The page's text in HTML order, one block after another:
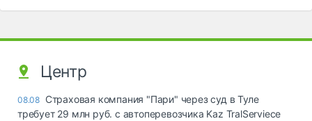
Центр
08.08 Страховая компания "Пари" через суд в Туле
требует 29 млн руб. с автоперевозчика Kaz TralServiece